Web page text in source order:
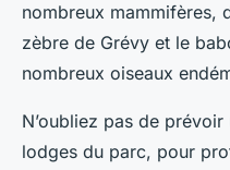
nombreux mammifères,
zèbre de Grévy et le
nombreux oiseaux
N’oubliez pas de prévoir
lodges du parc, pour